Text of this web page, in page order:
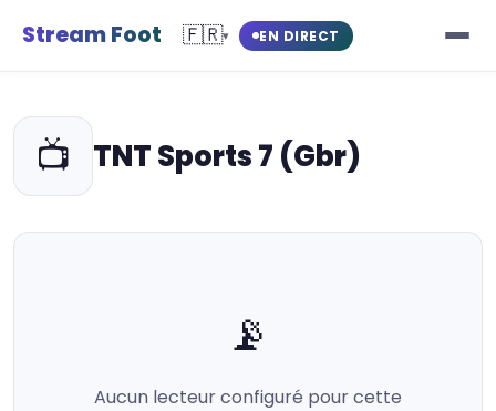
Stream Foot 🇫🇷▾ EN DIRECT
📺 TNT Sports 7 (Gbr)
📡
Aucun lecteur configuré pour cette